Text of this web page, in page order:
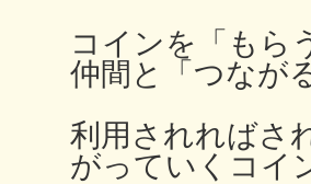
コインを「もら
仲間と「つなが
利用されればさ
がっていくコイ